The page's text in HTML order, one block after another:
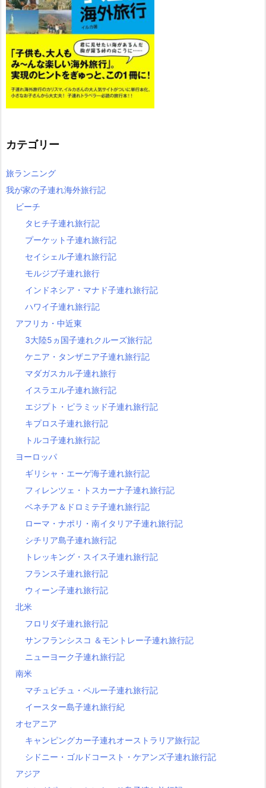
カテゴリー
旅ランニング
我が家の子連れ海外旅行記
ビーチ
タヒチ子連れ旅行記
プーケット子連れ旅行記
セイシェル子連れ旅行記
モルジブ子連れ旅行
インドネシア・マナド子連れ旅行記
ハワイ子連れ旅行記
アフリカ・中近東
3大陸5ヵ国子連れクルーズ旅行記
ケニア・タンザニア子連れ旅行記
マダガスカル子連れ旅行
イスラエル子連れ旅行記
エジプト・ピラミッド子連れ旅行記
キプロス子連れ旅行記
トルコ子連れ旅行記
ヨーロッパ
ギリシャ・エーゲ海子連れ旅行記
フィレンツェ・トスカーナ子連れ旅行記
ベネチア＆ドロミテ子連れ旅行記
ローマ・ナポリ・南イタリア子連れ旅行記
シチリア島子連れ旅行記
トレッキング・スイス子連れ旅行記
フランス子連れ旅行記
ウィーン子連れ旅行記
北米
フロリダ子連れ旅行記
サンフランシスコ ＆モントレー子連れ旅行記
ニューヨーク子連れ旅行記
南米
マチュピチュ・ペルー子連れ旅行記
イースター島子連れ旅行紀
オセアニア
キャンピングカー子連れオーストラリア旅行記
シドニー・ゴルドコースト・ケアンズ子連れ旅行記
アジア